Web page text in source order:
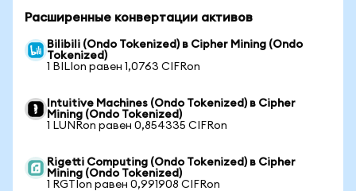
Расширенные конвертации активов
Bilibili (Ondo Tokenized) в Cipher Mining (Ondo
Tokenized)
1 BILIon равен 1,0763 CIFRon
Intuitive Machines (Ondo Tokenized) в Cipher
Mining (Ondo Tokenized)
1 LUNRon равен 0,854335 CIFRon
Rigetti Computing (Ondo Tokenized) в Cipher
Mining (Ondo Tokenized)
1 RGTIon равен 0,991908 CIFRon